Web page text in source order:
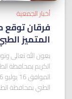
أخبار الجمعية
فرقان توقع
المتميز
بعون الله تعالى
الطبي بمحافظة